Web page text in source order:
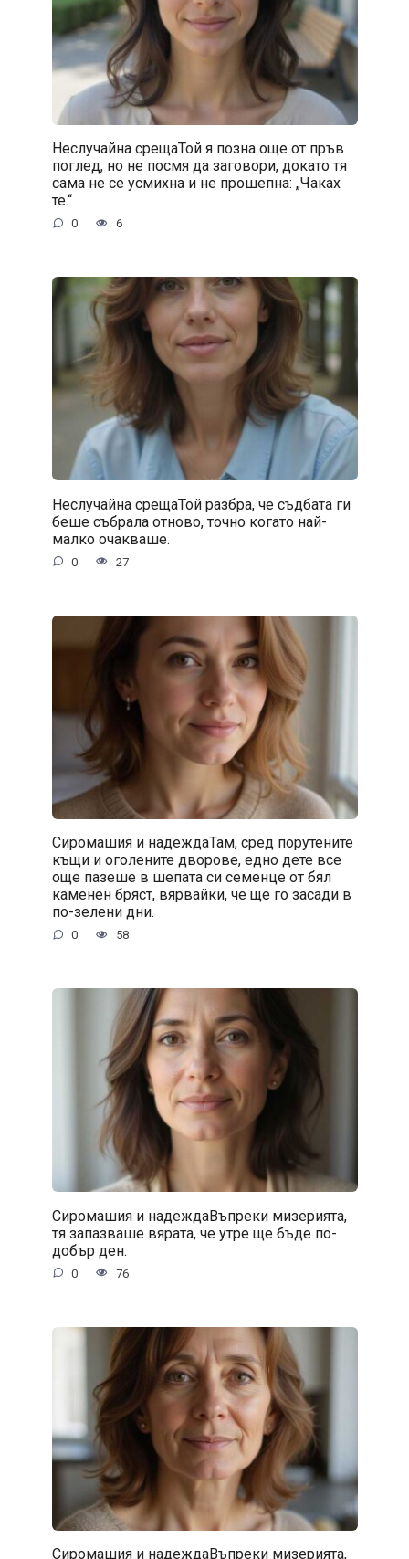
Неслучайна срещаТой я позна още от пръв
поглед, но не посмя да заговори, докато тя
сама не се усмихна и не прошепна: „Чаках
те.“
0 6
Неслучайна срещаТой разбра, че съдбата ги
беше събрала отново, точно когато най-
малко очакваше.
0 27
Сиромашия и надеждаТам, сред порутените
къщи и оголените дворове, едно дете все
още пазеше в шепата си семенце от бял
каменен бряст, вярвайки, че ще го засади в
по-зелени дни.
0 58
Сиромашия и надеждаВъпреки мизерията,
тя запазваше вярата, че утре ще бъде по-
добър ден.
0 76
Сиромашия и надеждаВъпреки мизерията,